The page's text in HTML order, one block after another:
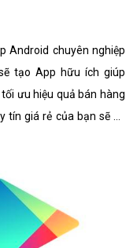
Android chuyên nghiệp
tạo App hữu ích giúp
ưu hiệu quả bán hàng
tín giá rẻ của bạn sẽ sở